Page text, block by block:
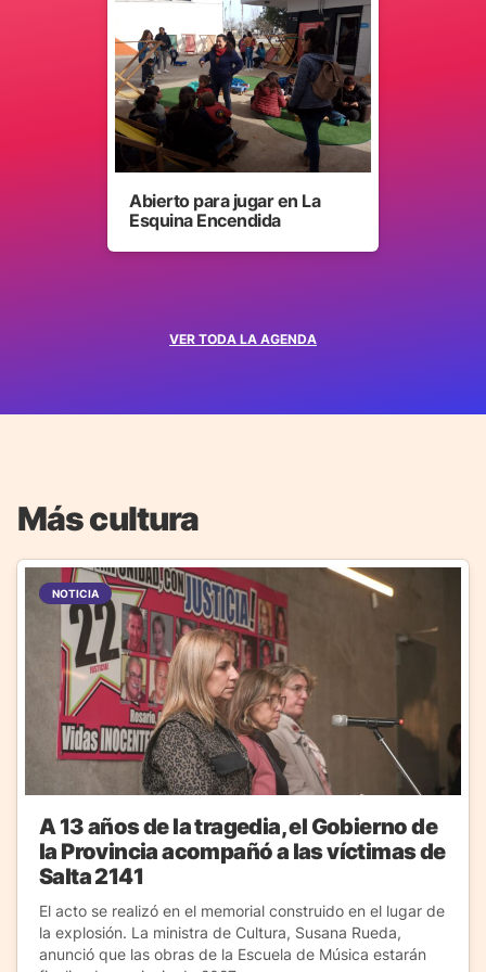
VER TODA LA AGENDA
Abierto para jugar en La
Esquina Encendida
Más cultura
NOTICIA
A 13 años de la tragedia, el Gobierno de
la Provincia acompañó a las víctimas de
Salta 2141
El acto se realizó en el memorial construido en el lugar de
la explosión. La ministra de Cultura, Susana Rueda,
anunció que las obras de la Escuela de Música estarán